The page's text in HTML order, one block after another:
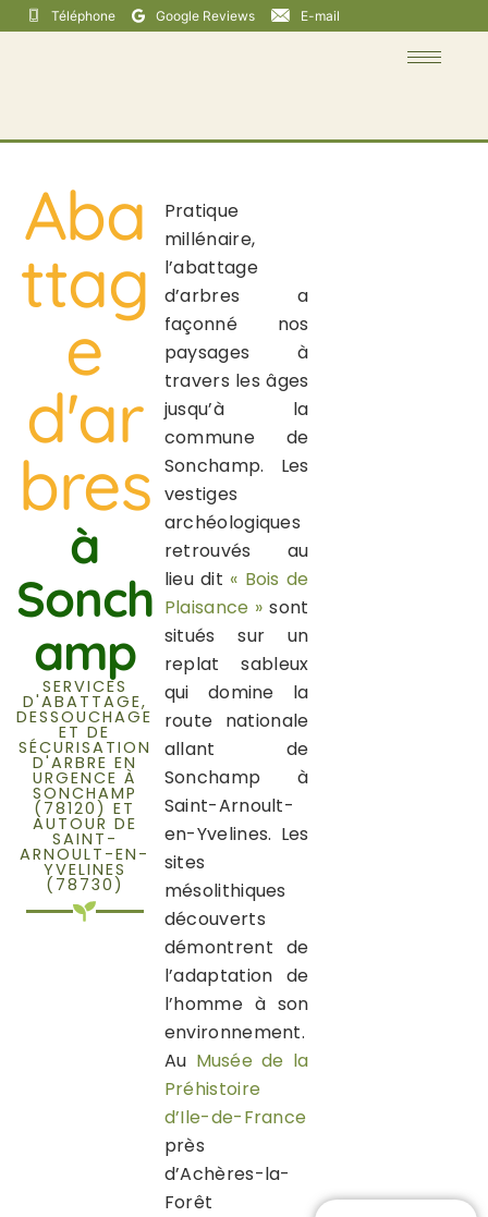
Téléphone Google Reviews E-mail
Aba
ttag
e
d'ar
bres
à
Sonch
amp
SERVICES
D'ABATTAGE,
DESSOUCHAGE
ET DE
SÉCURISATION
D'ARBRE EN
URGENCE À
SONCHAMP
(78120) ET
AUTOUR DE
SAINT-
ARNOULT-EN-
YVELINES
(78730)
Pratique
millénaire,
l’abattage
d’arbres a
façonné nos
paysages à
travers les âges
jusqu’à la
commune de
Sonchamp. Les
vestiges
archéologiques
retrouvés au
lieu dit « Bois de
Plaisance » sont
situés sur un
replat sableux
qui domine la
route nationale
allant de
Sonchamp à
Saint-Arnoult-
en-Yvelines. Les
sites
mésolithiques
découverts
démontrent de
l’adaptation de
l’homme à son
environnement.
Au Musée de la
Préhistoire
d’Ile-de-France
près
d’Achères-la-
Forêt